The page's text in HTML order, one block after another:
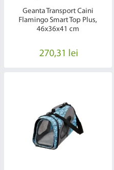
Geanta Transport Caini
Flamingo Smart Top Plus,
46x36x41 cm
270,31 lei